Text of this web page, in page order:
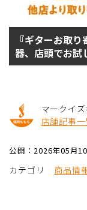
『ギターお取
器、店頭でお試
マークイ
店舗記事
公開：2026年05月
カテゴリ 商品情